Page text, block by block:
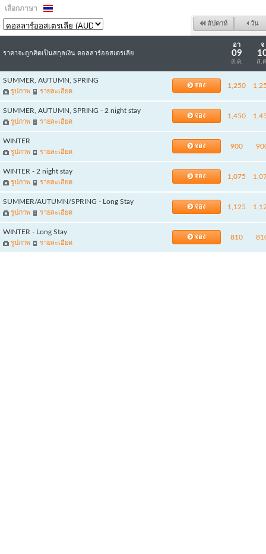
เลือกภาษา
สัปดาห์ วัน
ราคาจะถูกคิดเป็นสกุลเงิน ดอลลาร์ออสเตรเลีย
อา
09
ส.ค.
จ
ส.
SUMMER, AUTUMN, SPRING
รูปภาพ รายละเอียด
จอง 1,250
SUMMER, AUTUMN, SPRING - 2 night stay
รูปภาพ รายละเอียด
จอง 1,450
WINTER
รูปภาพ รายละเอียด
จอง 900
WINTER - 2 night stay
รูปภาพ รายละเอียด
จอง 1,075
SUMMER/AUTUMN/SPRING - Long Stay
รูปภาพ รายละเอียด
จอง 1,125
WINTER - Long Stay
รูปภาพ รายละเอียด
จอง 810